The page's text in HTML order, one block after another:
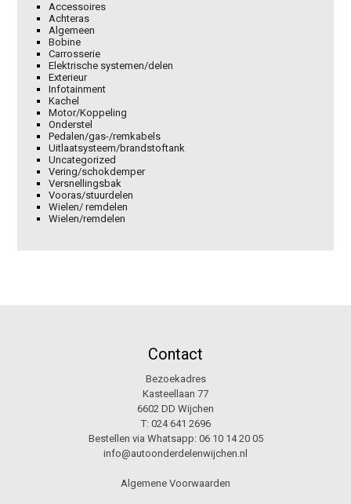
Accessoires
Achteras
Algemeen
Bobine
Carrosserie
Elektrische systemen/delen
Exterieur
Infotainment
Kachel
Motor/Koppeling
Onderstel
Pedalen/gas-/remkabels
Uitlaatsysteem/brandstoftank
Uncategorized
Vering/schokdemper
Versnellingsbak
Vooras/stuurdelen
Wielen/ remdelen
Wielen/remdelen
Contact
Bezoekadres
Kasteellaan 77
6602 DD Wijchen
T: 024 641 2696
Bestellen via Whatsapp: 06 10 14 20 05
info@autoonderdelenwijchen.nl
Algemene Voorwaarden